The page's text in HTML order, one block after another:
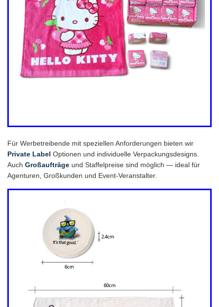
Für Werbetreibende mit speziellen Anforderungen bieten wir
Private Label Optionen und individuelle Verpackungsdesigns.
Auch Großaufträge und Staffelpreise sind möglich — ideal für
Agenturen, Großkunden und Event-Veranstalter.